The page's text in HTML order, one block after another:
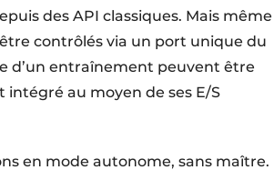
des API classiques. Mais même
contrôlés via un port unique du
d’un entraînement peuvent être
au moyen de ses E/S
en mode autonome, sans maître.